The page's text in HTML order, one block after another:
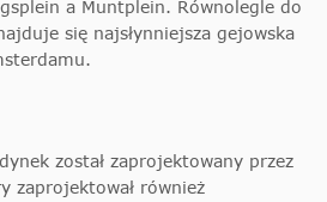
a Muntplein. Równolegle do
się najsłynniejsza gejowska
został zaprojektowany przez
zaprojektował również